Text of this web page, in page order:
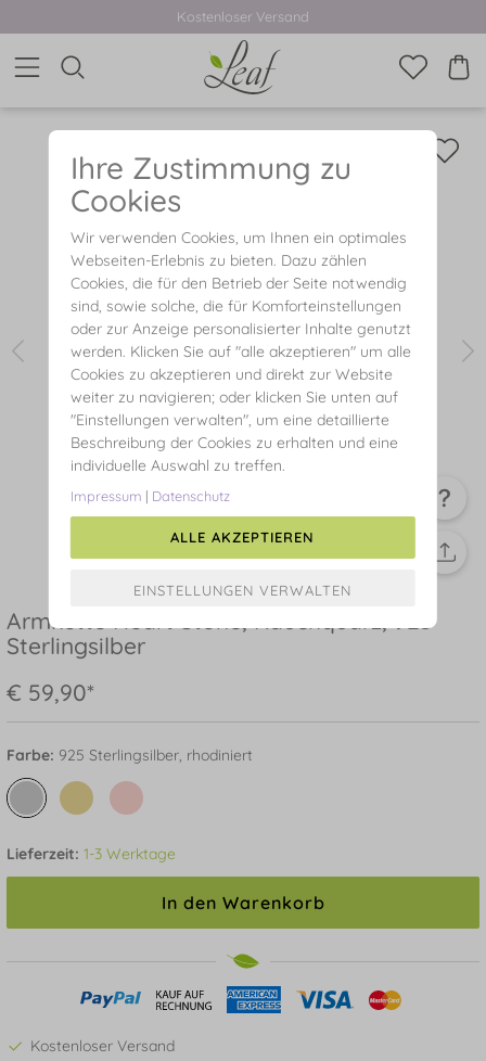
Kostenloser Versand
Armkette Heart Stone, Rauchquarz, 925
Sterlingsilber
€ 59,90*
Farbe: 925 Sterlingsilber, rhodiniert
Lieferzeit: 1-3 Werktage
In den Warenkorb
Kostenloser Versand
Ihre Zustimmung zu
Cookies
Wir verwenden Cookies, um Ihnen ein optimales
Webseiten-Erlebnis zu bieten. Dazu zählen
Cookies, die für den Betrieb der Seite notwendig
sind, sowie solche, die für Komforteinstellungen
oder zur Anzeige personalisierter Inhalte genutzt
werden. Klicken Sie auf "alle akzeptieren" um alle
Cookies zu akzeptieren und direkt zur Website
weiter zu navigieren; oder klicken Sie unten auf
"Einstellungen verwalten", um eine detaillierte
Beschreibung der Cookies zu erhalten und eine
individuelle Auswahl zu treffen.
Impressum | Datenschutz
ALLE AKZEPTIEREN